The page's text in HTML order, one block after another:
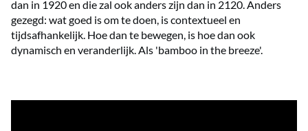
dan in 1920 en die zal ook anders zijn dan in 2120. Anders
gezegd: wat goed is om te doen, is contextueel en
tijdsafhankelijk. Hoe dan te bewegen, is hoe dan ook
dynamisch en veranderlijk. Als 'bamboo in the breeze'.